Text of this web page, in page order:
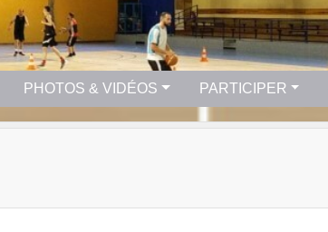
PHOTOS & VIDÉOS PARTICIPER